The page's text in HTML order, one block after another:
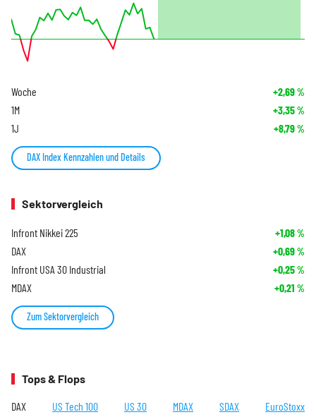
Woche +2,69%
1M +3,35%
1J +8,79%
DAX Index Kennzahlen und Details
Sektorvergleich
Infront Nikkei 225 +1,08%
DAX +0,69%
Infront USA 30 Industrial +0,25%
MDAX +0,21 %
Zum Sektorvergleich
Tops & Flops
DAX US Tech 100 US 30 MDAX SDAX EuroStoxx